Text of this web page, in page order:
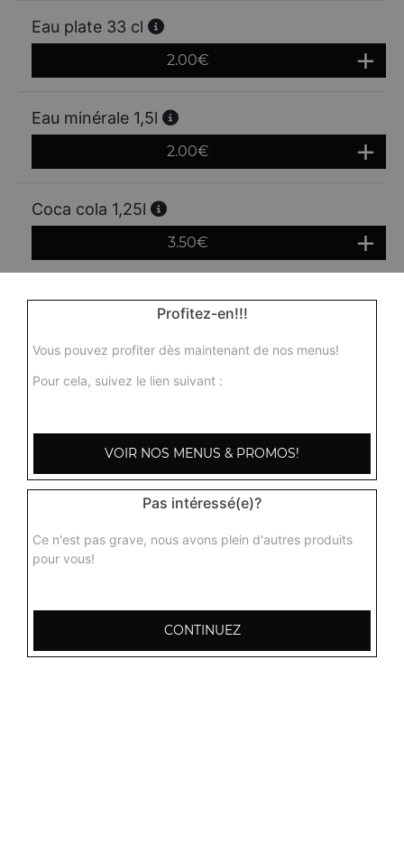
Eau plate 33 cl
2.00€
Eau minérale 1,5l
2.00€
Coca cola 1,25l
3.50€
Coca zéro 1,25 l
Fanta 1,25l
Orangina 1,5l
4.00€
Profitez-en!!!
Vous pouvez profiter dès maintenant de nos menus!
Pour cela, suivez le lien suivant :
VOIR NOS MENUS & PROMOS!
Pas intéressé(e)?
Ce n'est pas grave, nous avons plein d'autres produits
pour vous!
CONTINUEZ